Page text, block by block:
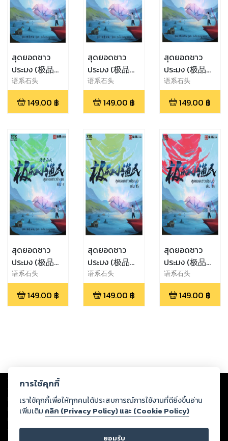
สุดยอดชาว
ประมง (极品小
渔民) เล่ม 7
语系石头
149.00 ฿
สุดยอดชาว
ประมง (极品小
渔民) เล่ม 6
语系石头
149.00 ฿
สุดยอดชาว
ประมง (极品小
渔民) เล่ม 5
语系石头
149.00 ฿
สุดยอดชาว
ประมง (极品小
渔民) เล่ม 4 รี
ไรท์
语系石头
149.00 ฿
สุดยอดชาว
ประมง (极品小
渔民) เล่ม 15
语系石头
149.00 ฿
สุดยอดชาว
ประมง (极品小
渔民) เล่ม 14
语系石头
149.00 ฿
Copyright © 2026
ต่อผลงานหรือเนื้อหาใดที่อัปโหลดผ่านเว็บไซต์และปรากฏว่าละเมิดสิทธิใน
ทรัพย์สินทางปัญญาของบุคคลอื่นหรือขัดต่อกฎหมายและศีลธรรม ดังนั้น ผู้อ่าน
ทุกท่านโปรดใช้วิจารณญาณในการกลั่นกรองด้วยตนเอง และหากท่านพบว่าส่วน
หนึ่งส่วนใดขัดต่อกฎหมายและศีลธรรม กรุณาแจ้งมายังบริษัท เพื่อทีมงานจะได้
ดำเนินการในทันที ทั้งนี้ ทางสตอรี่ล็อกขอสงวนลิขสิทธิ์ตามพระราชบัญญัติ
การใช้คุกกี้
เราใช้คุกกี้เพื่อให้ทุกคนได้ประสบการณ์การใช้งานที่ดียิ่งขึ้นอ่าน
เพิ่มเติม คลิก (Privacy Policy) และ (Cookie Policy)
ยอมรับ